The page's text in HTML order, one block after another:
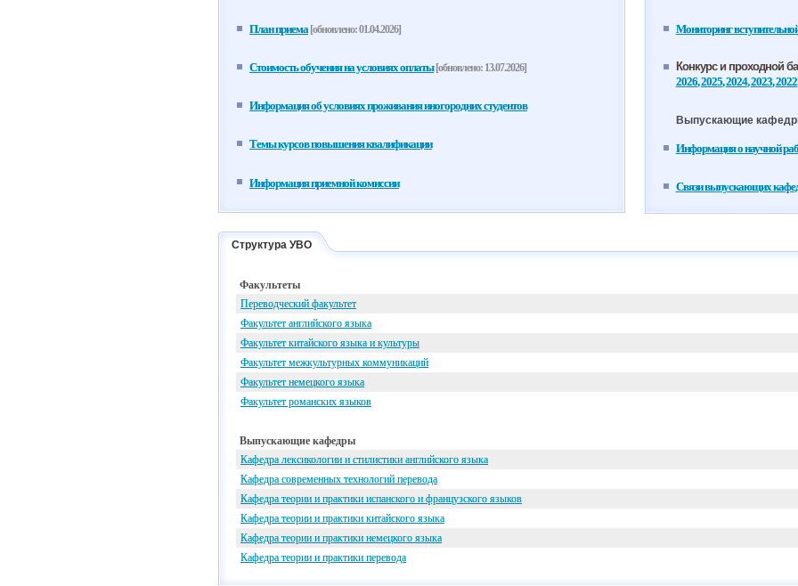
Мониторинг
Конкурс и проходной
2026,2025,2024,2023,2022,
Выпускающие
Информация о научной
Связи выпускающих
План приема[обновлено: 01.04.2026]
Стоимость обучения на условиях оплаты[обновлено: 13.07.2026]
Информация об условиях проживания иногородних студентов
Темы курсов повышения квалификации
Информация приемной комиссии
Структура УВО
Факультеты
Переводческий факультет
Факультет английского языка
Факультет китайского языка и культуры
Факультет межкультурных коммуникаций
Факультет немецкого языка
Факультет романских языков
Выпускающие кафедры
Кафедра лексикологии и стилистики английского языка
Кафедра современных технологий перевода
Кафедра теории и практики испанского и французского языков
Кафедра теории и практики китайского языка
Кафедра теории и практики немецкого языка
Кафедра теории и практики перевода